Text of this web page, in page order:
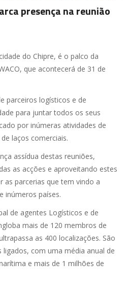
presença na reunião
do Chipre, é o palco da
que acontecerá de 31 de
parceiros logísticos e de
para juntar todos os seus
por inúmeras atividades de
laços comerciais.
assídua destas reuniões,
as acções e aproveitando estes
as parcerias que tem vindo a
inúmeros países.
de agentes Logísticos e de
mais de 120 membros de
as 400 localizações. São
com uma média anual de
e mais de 1 milhões de